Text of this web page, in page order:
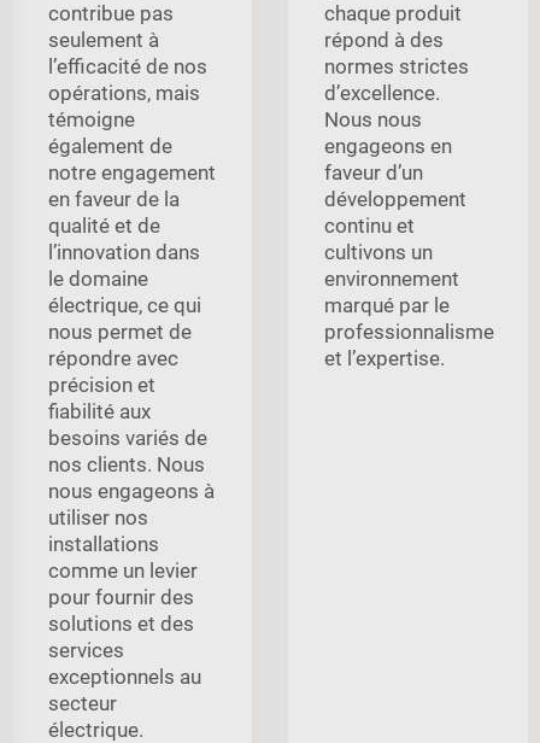
contribue pas
seulement à
l’efficacité de nos
opérations, mais
témoigne
également de
notre engagement
en faveur de la
qualité et de
l’innovation dans
le domaine
électrique, ce qui
nous permet de
répondre avec
précision et
fiabilité aux
besoins variés de
nos clients. Nous
nous engageons à
utiliser nos
installations
comme un levier
pour fournir des
solutions et des
services
exceptionnels au
secteur
électrique.
chaque produit
répond à des
normes strictes
d’excellence.
Nous nous
engageons en
faveur d’un
développement
continu et
cultivons un
environnement
marqué par le
professionnalisme
et l’expertise.